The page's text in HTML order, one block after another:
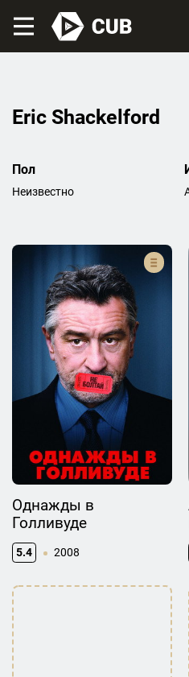
Eric Shackelford
Пол
Неизвестно
Однажды в
Голливуде
5.4 2008